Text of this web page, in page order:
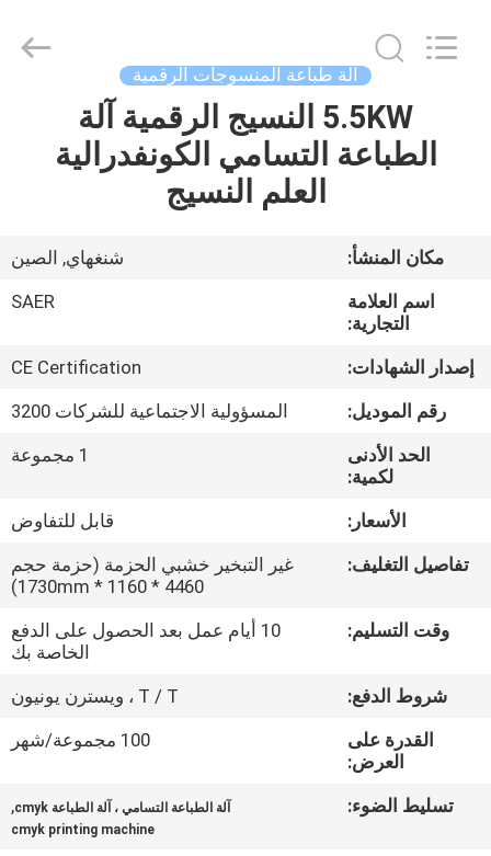
أشرطة
فيديو
حول
جولة
المعمل
ضبط
الجودة
اتصل
Supplier
آلة طباعة المنسوجات الرقمية
5.5KW النسيج الرقمية آلة
الطباعة التسامي الكونفدرالية
العلم النسيج
مكان المنشأ:
شنغهاي, الصين
اسم العلامة
التجارية:
SAER
إصدار الشهادات:
CE Certification
رقم الموديل:
المسؤولية الاجتماعية للشركات 3200
الحد الأدنى
لكمية:
1 مجموعة
الأسعار:
قابل للتفاوض
تفاصيل التغليف:
غير التبخير خشبي الحزمة (حزمة حجم
4460 * 1160 * 1730mm)
وقت التسليم:
10 أيام عمل بعد الحصول على الدفع
الخاصة بك
شروط الدفع:
T / T ، ويسترن يونيون
القدرة على
العرض:
100 مجموعة/شهر
تسليط الضوء: آلة الطباعة التسامي ، آلة الطباعة cmyk ,
cmyk printing machine